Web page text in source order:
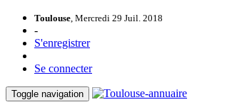
Toulouse, Mercredi 29 Juil. 2018
-
S'enregistrer
Se connecter
Toggle navigation